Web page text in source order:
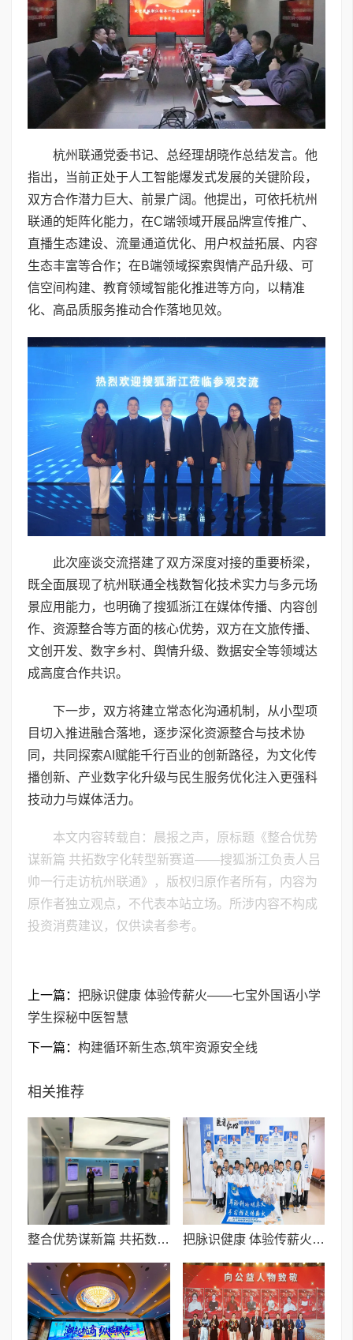
杭州联通党委书记、总经理胡晓作总结发言。他
指出，当前正处于人工智能爆发式发展的关键阶段，
双方合作潜力巨大、前景广阔。他提出，可依托杭州
联通的矩阵化能力，在C端领域开展品牌宣传推广、
直播生态建设、流量通道优化、用户权益拓展、内容
生态丰富等合作；在B端领域探索舆情产品升级、可
信空间构建、教育领域智能化推进等方向，以精准
化、高品质服务推动合作落地见效。
此次座谈交流搭建了双方深度对接的重要桥梁，
既全面展现了杭州联通全栈数智化技术实力与多元场
景应用能力，也明确了搜狐浙江在媒体传播、内容创
作、资源整合等方面的核心优势，双方在文旅传播、
文创开发、数字乡村、舆情升级、数据安全等领域达
成高度合作共识。
下一步，双方将建立常态化沟通机制，从小型项
目切入推进融合落地，逐步深化资源整合与技术协
同，共同探索AI赋能千行百业的创新路径，为文化传
播创新、产业数字化升级与民生服务优化注入更强科
技动力与媒体活力。
本文内容转载自：晨报之声，原标题《整合优势
谋新篇 共拓数字化转型新赛道——搜狐浙江负责人吕
帅一行走访杭州联通》，版权归原作者所有，内容为
原作者独立观点，不代表本站立场。所涉内容不构成
投资消费建议，仅供读者参考。
上一篇： 把脉识健康 体验传薪火——七宝外国语小学
学生探秘中医智慧
下一篇： 构建循环新生态,筑牢资源安全线
相关推荐
整合优势谋新篇 共拓数字化转型新赛道——搜狐浙江负责人吕帅一行走访杭州联通 把脉识健康 体验传薪火——七宝外国语小学学生探秘中医智慧